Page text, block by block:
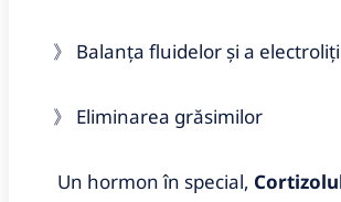
》 Balanța fluidelor și a
》 Eliminarea grăsimilor
Un hormon în special,